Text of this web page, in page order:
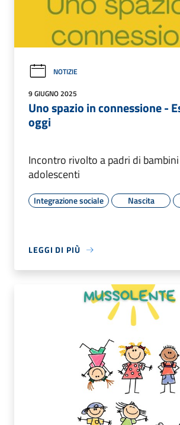
NOTIZIE
9 GIUGNO 2025
Uno spazio in connessione -
oggi
Incontro rivolto a padri di
adolescenti
Integrazione sociale Nascita
LEGGI DI PIÙ